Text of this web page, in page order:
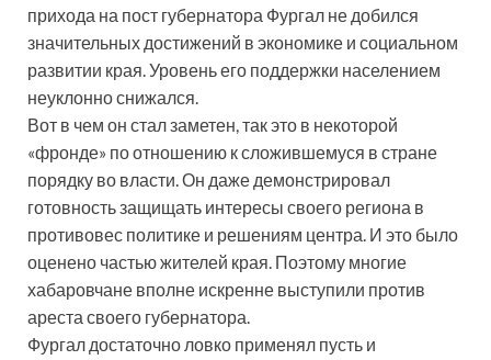
прихода на пост губернатора Фургал не добился
значительных достижений в экономике и социальном
развитии края. Уровень его поддержки населением
неуклонно снижался.
Вот в чем он стал заметен, так это в некоторой
«фронде» по отношению к сложившемуся в стране
порядку во власти. Он даже демонстрировал
готовность защищать интересы своего региона в
противовес политике и решениям центра. И это было
оценено частью жителей края. Поэтому многие
хабаровчане вполне искренне выступили против
ареста своего губернатора.
Фургал достаточно ловко применял пусть и